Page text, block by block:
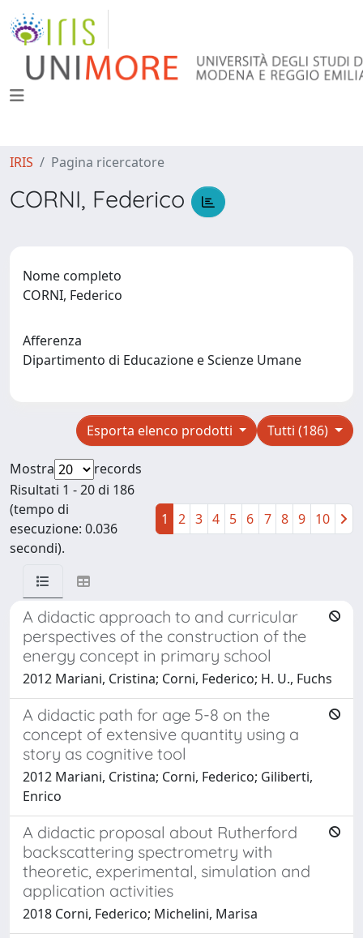
IRIS Pagina ricercatore
CORNI, Federico
Nome completo
CORNI, Federico
Afferenza
Dipartimento di Educazione e Scienze Umane
Tutti (186)
Esporta elenco prodotti
Mostra
records
Risultati 1 - 20 di 186
(tempo di
esecuzione: 0.036
secondi).
1 2 3 4 5 6 7 8 9 10
A didactic approach to and curricular
perspectives of the construction of the
energy concept in primary school
2012 Mariani, Cristina; Corni, Federico; H. U., Fuchs
A didactic path for age 5-8 on the
concept of extensive quantity using a
story as cognitive tool
2012 Mariani, Cristina; Corni, Federico; Giliberti,
Enrico
A didactic proposal about Rutherford
backscattering spectrometry with
theoretic, experimental, simulation and
application activities
2018 Corni, Federico; Michelini, Marisa